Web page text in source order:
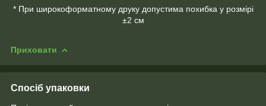
* При широкоформатному друку допустима похибка у розмірі
±2 см
Приховати
Спосіб упаковки